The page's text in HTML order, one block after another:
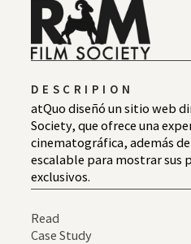
DESCRIPION
atQuo diseñó un sitio web
Society, que ofrece una
cinematográfica, además
escalable para mostrar sus
exclusivos.
Read
Case Study